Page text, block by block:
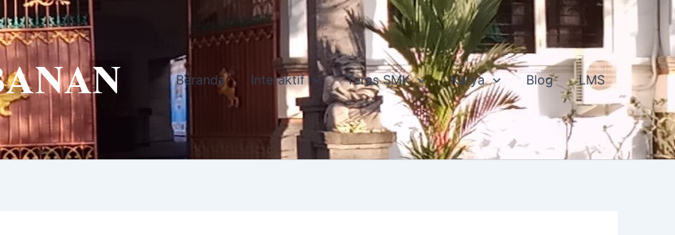
Beranda
Interaktif Teras SMK Karya Blog LMS